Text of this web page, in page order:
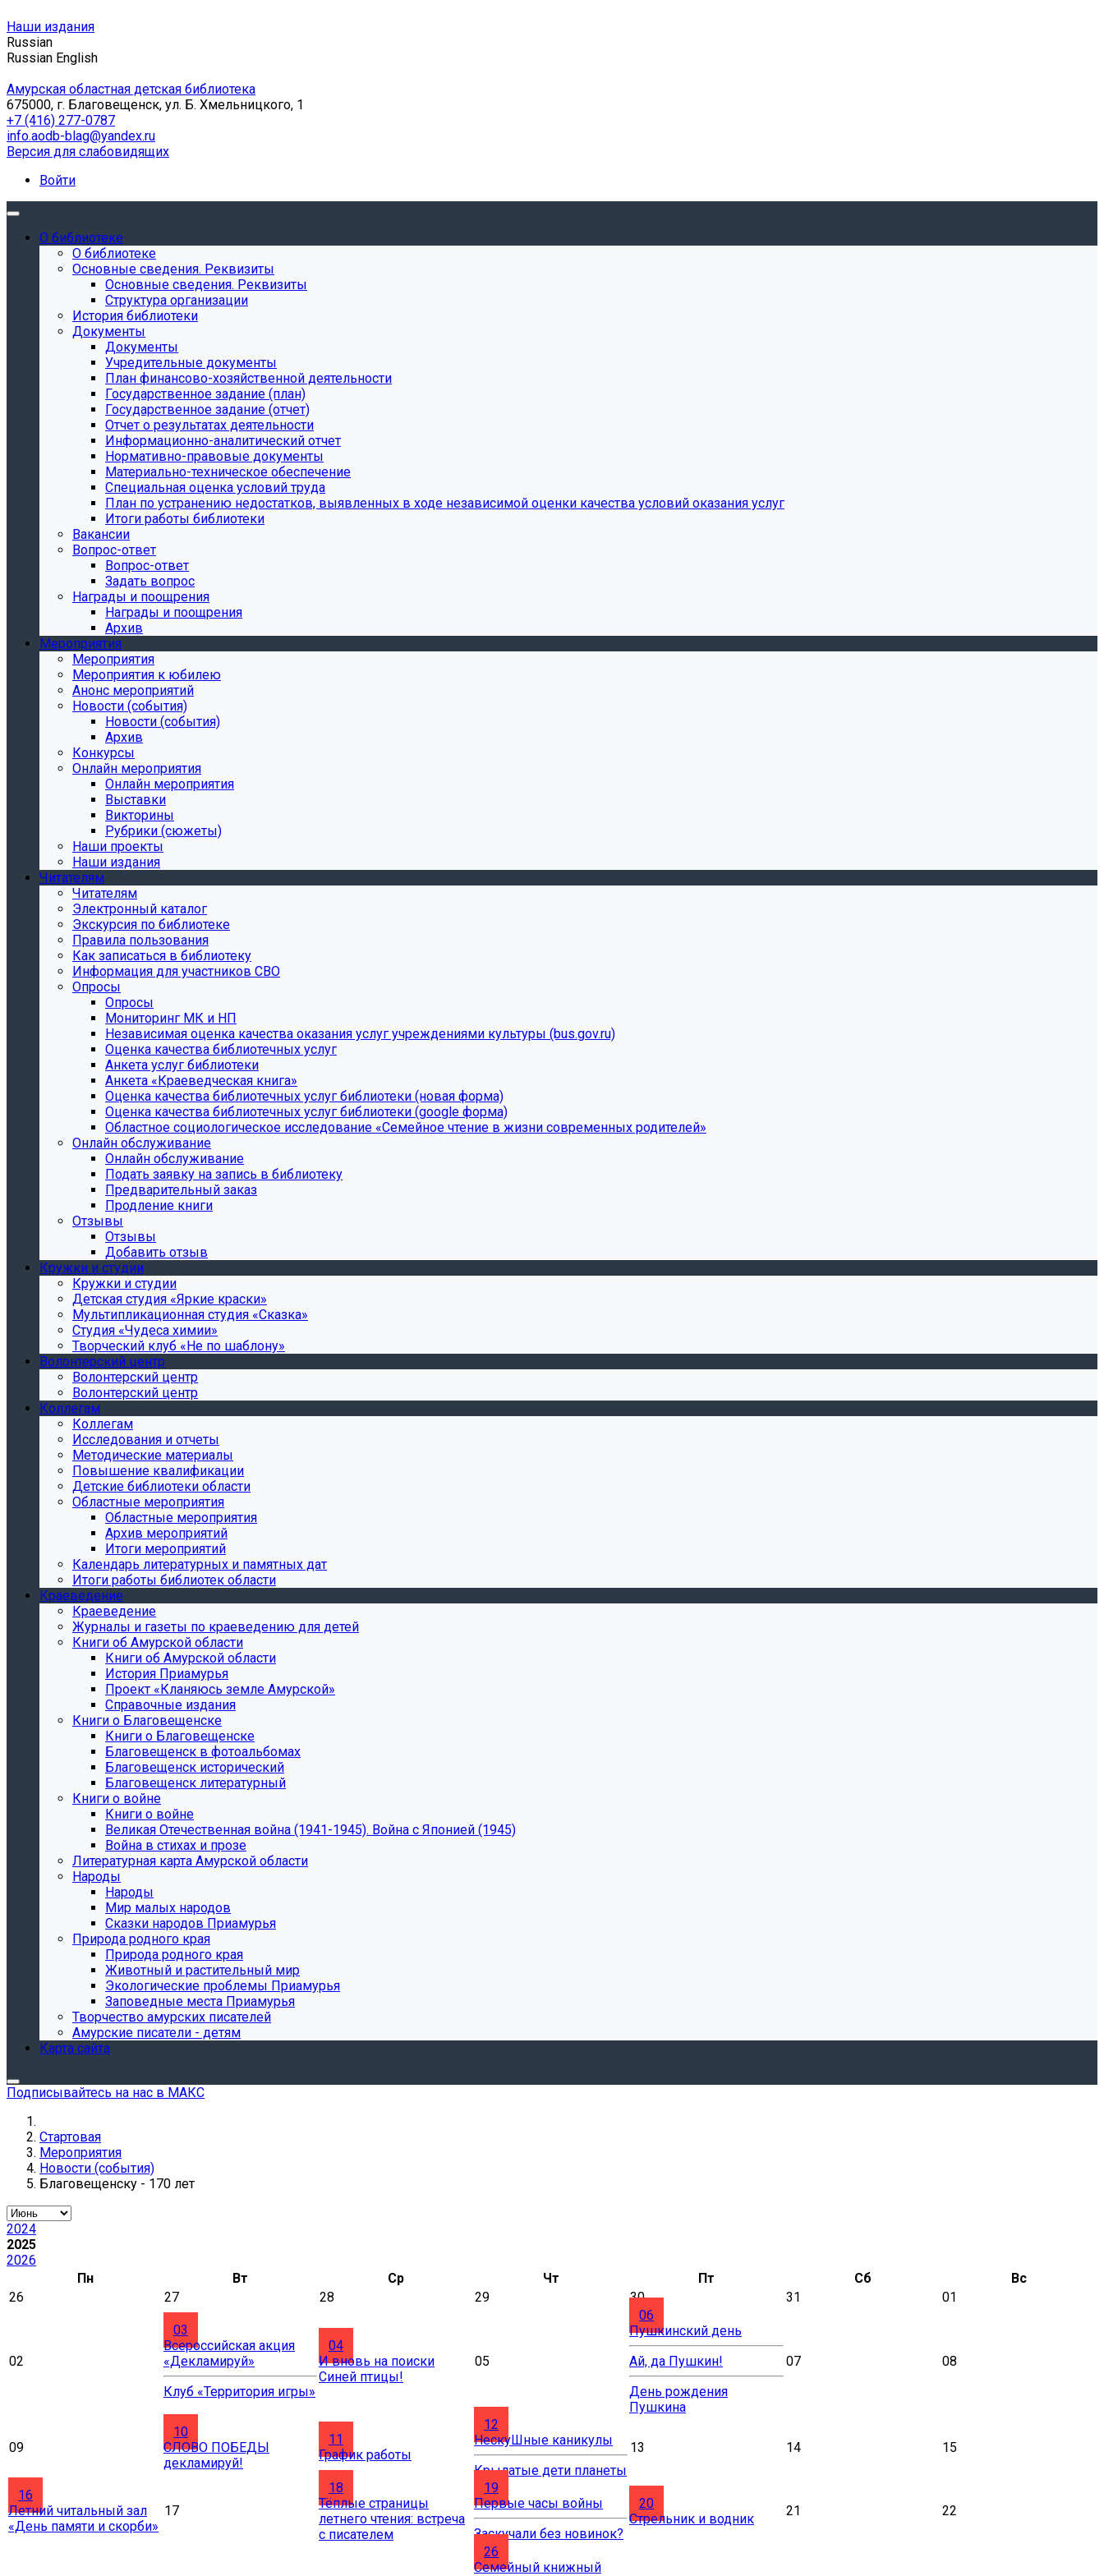
Наши издания
Russian
Russian English
Амурская областная детская библиотека
675000, г. Благовещенск, ул. Б. Хмельницкого, 1
+7 (416) 277-0787
info.aodb-blag@yandex.ru
Версия для слабовидящих
Войти
О библиотеке
О библиотеке
Основные сведения. Реквизиты
Основные сведения. Реквизиты
Структура организации
История библиотеки
Документы
Документы
Учредительные документы
План финансово-хозяйственной деятельности
Государственное задание (план)
Государственное задание (отчет)
Отчет о результатах деятельности
Информационно-аналитический отчет
Нормативно-правовые документы
Материально-техническое обеспечение
Специальная оценка условий труда
План по устранению недостатков, выявленных в ходе независимой оценки качества условий оказания услуг
Итоги работы библиотеки
Вакансии
Вопрос-ответ
Вопрос-ответ
Задать вопрос
Награды и поощрения
Награды и поощрения
Архив
Мероприятия
Мероприятия
Мероприятия к юбилею
Анонс мероприятий
Новости (события)
Новости (события)
Архив
Конкурсы
Онлайн мероприятия
Онлайн мероприятия
Выставки
Викторины
Рубрики (сюжеты)
Наши проекты
Наши издания
Читателям
Читателям
Электронный каталог
Экскурсия по библиотеке
Правила пользования
Как записаться в библиотеку
Информация для участников СВО
Опросы
Опросы
Мониторинг МК и НП
Независимая оценка качества оказания услуг учреждениями культуры (bus.gov.ru)
Оценка качества библиотечных услуг
Анкета услуг библиотеки
Анкета «Краеведческая книга»
Oценка качества библиотечных услуг библиотеки (новая форма)
Oценка качества библиотечных услуг библиотеки (google форма)
Областное социологическое исследование «Семейное чтение в жизни современных родителей»
Онлайн обслуживание
Онлайн обслуживание
Подать заявку на запись в библиотеку
Предварительный заказ
Продление книги
Отзывы
Отзывы
Добавить отзыв
Кружки и студии
Кружки и студии
Детская студия «Яркие краски»
Мультипликационная студия «Сказка»
Студия «Чудеса химии»
Творческий клуб «Не по шаблону»
Волонтерский центр
Волонтерский центр
Волонтерский центр
Коллегам
Коллегам
Исследования и отчеты
Методические материалы
Повышение квалификации
Детские библиотеки области
Областные мероприятия
Областные мероприятия
Архив мероприятий
Итоги мероприятий
Календарь литературных и памятных дат
Итоги работы библиотек области
Краеведение
Краеведение
Журналы и газеты по краеведению для детей
Книги об Амурской области
Книги об Амурской области
История Приамурья
Проект «Кланяюсь земле Амурской»
Справочные издания
Книги о Благовещенске
Книги о Благовещенске
Благовещенск в фотоальбомах
Благовещенск исторический
Благовещенск литературный
Книги о войне
Книги о войне
Великая Отечественная война (1941-1945). Война с Японией (1945)
Война в стихах и прозе
Литературная карта Амурской области
Народы
Народы
Мир малых народов
Сказки народов Приамурья
Природа родного края
Природа родного края
Животный и растительный мир
Экологические проблемы Приамурья
Заповедные места Приамурья
Творчество амурских писателей
Амурские писатели - детям
Карта сайта
Подписывайтесь на нас в МАКС
Стартовая
Мероприятия
Новости (события)
Благовещенску - 170 лет
2024
2025
2026
Пн
Вт Ср Чт Пт Сб
Вс
26
27 28 29 30 31 01
02
03
Всероссийская акция
«Декламируй»
Клуб «Территория игры»
04
И вновь на поиски
Синей птицы!
05
06
Пушкинский день
Ай, да Пушкин!
День рождения
Пушкина
07 08
09
10
СЛОВО ПОБЕДЫ
декламируй!
11
График работы
12
НескуШные каникулы
Крылатые дети планеты
13 14 15
16
Летний читальный зал
«День памяти и скорби»
17
18
Тёплые страницы
летнего чтения: встреча
с писателем
19
Первые часы войны
Заскучали без новинок?
20
Стрельник и водник
21 22
26
Cемейный книжный